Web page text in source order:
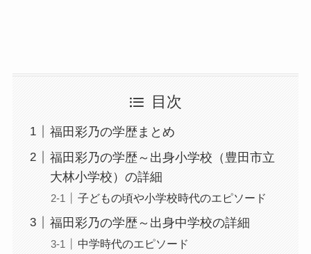
目次
福田彩乃の学歴まとめ
福田彩乃の学歴～出身小学校（豊田市立
大林小学校）の詳細
子どもの頃や小学校時代のエピソード
福田彩乃の学歴～出身中学校の詳細
中学時代のエピソード